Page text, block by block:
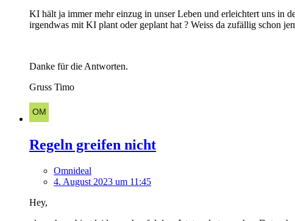
KI hält ja immer mehr einzug in unser Leben und erleichtert uns in
irgendwas mit KI plant oder geplant hat ? Weiss da zufällig schon
Danke für die Antworten.
Gruss Timo
Regeln greifen nicht
Omnideal
4. August 2023 um 11:45
Hey,